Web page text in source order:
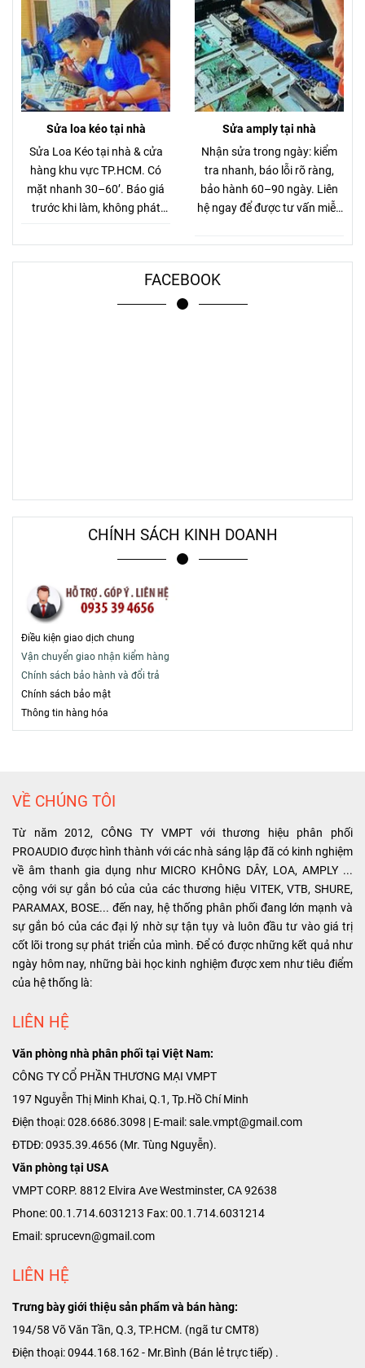
Sửa loa kéo tại nhà
Sửa Loa Kéo tại nhà & cửa
hàng khu vực TP.HCM. Có
mặt nhanh 30–60’. Báo giá
trước khi làm, không phát
Sửa amply tại nhà
Nhận sửa trong ngày: kiểm
tra nhanh, báo lỗi rõ ràng,
bảo hành 60–90 ngày. Liên
hệ ngay để được tư vấn miễn
FACEBOOK
CHÍNH SÁCH KINH DOANH
Điều kiện giao dịch chung
Vận chuyển giao nhận kiểm hàng
Chính sách bảo hành và đổi trả
Chính sách bảo mật
Thông tin hàng hóa
VỀ CHÚNG TÔI
Từ năm 2012, CÔNG TY VMPT với thương hiệu phân phối
PROAUDIO được hình thành với các nhà sáng lập đã có kinh nghiệm
về âm thanh gia dụng như MICRO KHÔNG DÂY, LOA, AMPLY ...
cộng với sự gắn bó của của các thương hiệu VITEK, VTB, SHURE,
PARAMAX, BOSE... đến nay, hệ thống phân phối đang lớn mạnh và
sự gắn bó của các đại lý nhờ sự tận tụy và luôn đầu tư vào giá trị
cốt lõi trong sự phát triển của mình. Để có được những kết quả như
ngày hôm nay, những bài học kinh nghiệm được xem như tiêu điểm
của hệ thống là:
LIÊN HỆ
Văn phòng nhà phân phối tại Việt Nam:
CÔNG TY CỔ PHẦN THƯƠNG MẠI VMPT
197 Nguyễn Thị Minh Khai, Q.1, Tp.Hồ Chí Minh
Điện thoại: 028.6686.3098 | E-mail: sale.vmpt@gmail.com
ĐTDĐ: 0935.39.4656 (Mr. Tùng Nguyễn).
Văn phòng tại USA
VMPT CORP. 8812 Elvira Ave Westminster, CA 92638
Phone: 00.1.714.6031213 Fax: 00.1.714.6031214
Email: sprucevn@gmail.com
LIÊN HỆ
Trưng bày giới thiệu sản phẩm và bán hàng:
194/58 Võ Văn Tần, Q.3, TP.HCM. (ngã tư CMT8)
Điện thoại: 0944.168.162 - Mr.Bình (Bán lẻ trực tiếp) .